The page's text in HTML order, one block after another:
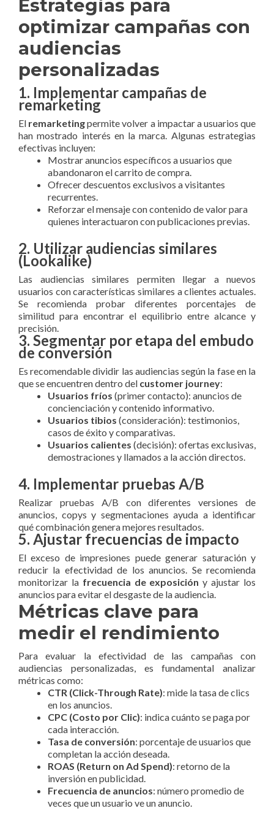
Estrategias para
optimizar campañas con
audiencias
personalizadas
1. Implementar campañas de
remarketing
El remarketingpermite volver a impactar a usuarios que
han mostrado interés en la marca. Algunas estrategias
efectivas incluyen:
Mostrar anuncios específicos a usuarios que
abandonaron el carrito de compra.
Ofrecer descuentos exclusivos a visitantes
recurrentes.
Reforzar el mensaje con contenido de valor para
quienes interactuaron con publicaciones previas.
2. Utilizar audiencias similares
(Lookalike)
Las audiencias similares permiten llegar a nuevos
usuarios con características similares a clientes actuales.
Se recomienda probar diferentes porcentajes de
similitud para encontrar el equilibrio entre alcance y
precisión.
3. Segmentar por etapa del embudo
de conversión
Es recomendable dividir las audiencias según la fase en la
que se encuentren dentro del customer journey:
Usuarios fríos (primer contacto): anuncios de
concienciación y contenido informativo.
Usuarios tibios (consideración): testimonios,
casos de éxito y comparativas.
Usuarios calientes (decisión): ofertas exclusivas,
demostraciones y llamados a la acción directos.
4. Implementar pruebas A/B
Realizar pruebas A/B con diferentes versiones de
anuncios, copys y segmentaciones ayuda a identificar
qué combinación genera mejores resultados.
5. Ajustar frecuencias de impacto
El exceso de impresiones puede generar saturación y
reducir la efectividad de los anuncios. Se recomienda
monitorizar la frecuencia de exposición y ajustar los
anuncios para evitar el desgaste de la audiencia.
Métricas clave para
medir el rendimiento
Para evaluar la efectividad de las campañas con
audiencias personalizadas, es fundamental analizar
métricas como:
CTR (Click-Through Rate): mide la tasa de clics
en los anuncios.
CPC (Costo por Clic): indica cuánto se paga por
cada interacción.
Tasa de conversión: porcentaje de usuarios que
completan la acción deseada.
ROAS (Return on Ad Spend): retorno de la
inversión en publicidad.
Frecuencia de anuncios: número promedio de
veces que un usuario ve un anuncio.